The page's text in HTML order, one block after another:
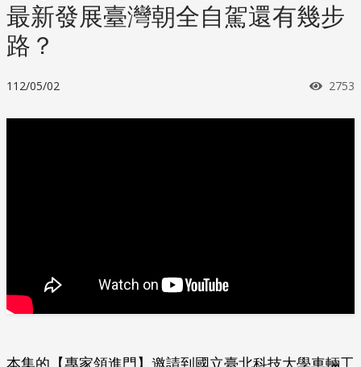
最新發展臺灣朝全自駕還有幾步
路？
112/05/02 瀏覽
2753
本集的【專家領進門】邀請到國立臺北科技大學車輛工